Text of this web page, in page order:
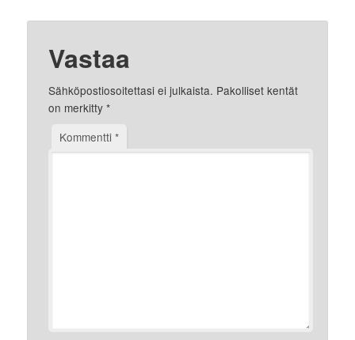
Vastaa
Sähköpostiosoitettasi ei julkaista. Pakolliset kentät
on merkitty*
Kommentti*